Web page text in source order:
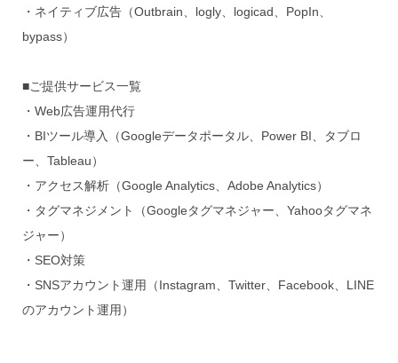
・ネイティブ広告（Outbrain、logly、logicad、PopIn、
bypass）
■ご提供サービス一覧
・Web広告運用代行
・BIツール導入（Googleデータポータル、Power BI、タブロ
ー、Tableau）
・アクセス解析（Google Analytics、Adobe Analytics）
・タグマネジメント（Googleタグマネジャー、Yahooタグマネ
ジャー）
・SEO対策
・SNSアカウント運用（Instagram、Twitter、Facebook、LINE
のアカウント運用）